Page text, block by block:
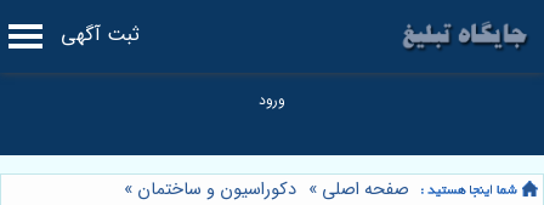
ثبت آگهی
صفحه اصلی » دکوراسیون و ساختمان »